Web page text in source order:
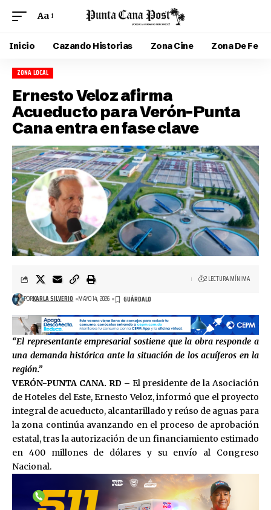
Aa
Inicio Cazando Historias Zona Cine Zona De Fe
ZONA LOCAL
Ernesto Veloz afirma
Acueducto para Verón-Punta
Cana entra en fase clave
PORKARLA SILVERIO MAYO 14, 2026
2 LECTURA MÍNIMA
“El representante empresarial sostiene que la obra responde a
una demanda histórica ante la situación de los acuíferos en la
región.”
VERÓN-PUNTA CANA. RD – El presidente de la Asociación
de Hoteles del Este, Ernesto Veloz, informó que el proyecto
integral de acueducto, alcantarillado y reúso de aguas para
la zona continúa avanzando en el proceso de aprobación
estatal, tras la autorización de un financiamiento estimado
en 400 millones de dólares y su envío al Congreso
Nacional.